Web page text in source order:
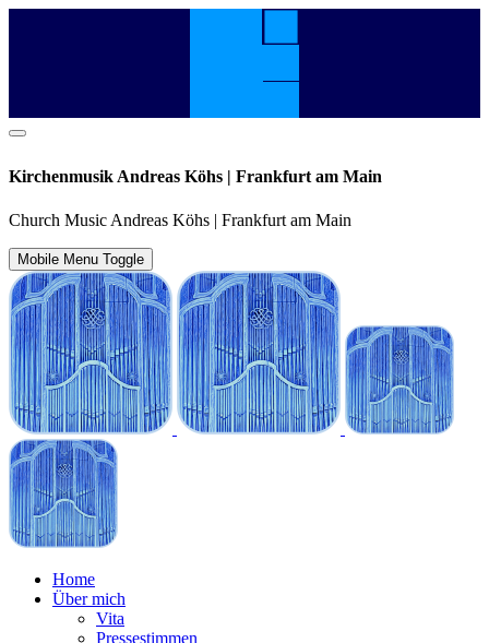
Kirchenmusik Andreas Köhs | Frankfurt am Main
Church Music Andreas Köhs | Frankfurt am Main
Mobile Menu Toggle
Home
Über mich
Vita
Pressestimmen